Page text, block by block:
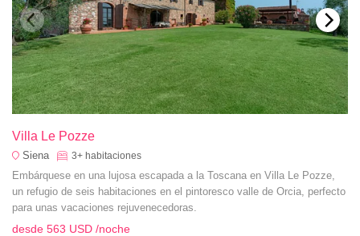
Villa Le Pozze
Siena 3+ habitaciones
Embárquese en una lujosa escapada a la Toscana en Villa Le Pozze,
un refugio de seis habitaciones en el pintoresco valle de Orcia, perfecto
para unas vacaciones rejuvenecedoras.
desde 563 USD /noche